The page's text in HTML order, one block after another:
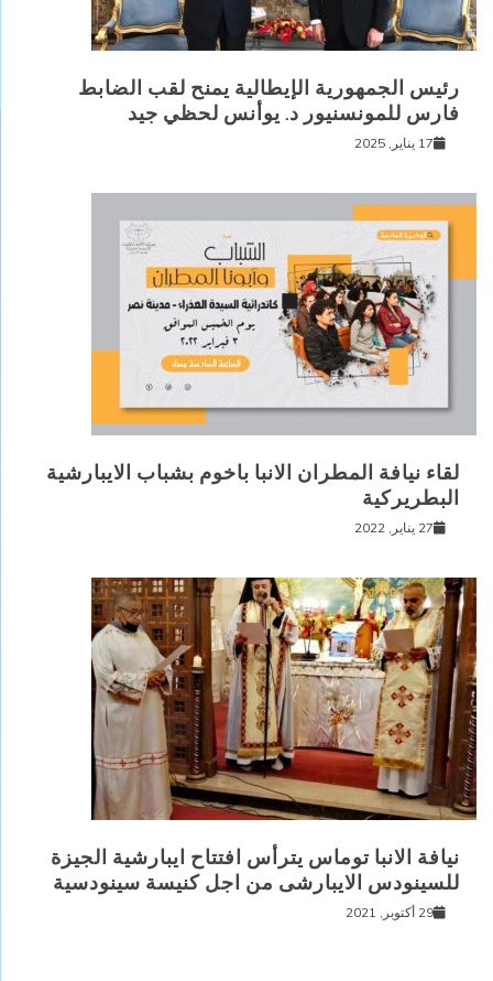
رئيس الجمهورية الإيطالية يمنح لقب الضابط
فارس للمونسنيور د. يوأنس لحظي جيد
17 يناير, 2025
لقاء نيافة المطران الانبا باخوم بشباب الايبارشية
البطريركية
27 يناير, 2022
نيافة الانبا توماس يترأس افتتاح ايبارشية الجيزة
للسينودس الايبارشى من اجل كنيسة سينودسية
29 أكتوبر, 2021